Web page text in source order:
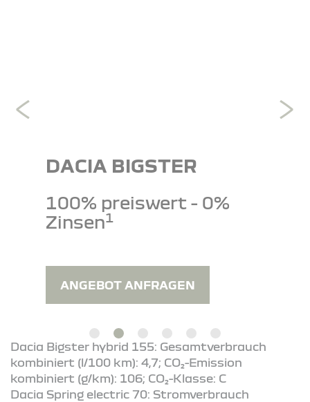
DACIA BIGSTER
100% preiswert - 0%
Zinsen1
ANGEBOT ANFRAGEN
Dacia Bigster hybrid 155: Gesamtverbrauch
kombiniert (l/100 km): 4,7; CO₂-Emission
kombiniert (g/km): 106; CO₂-Klasse: C
Dacia Spring electric 70: Stromverbrauch